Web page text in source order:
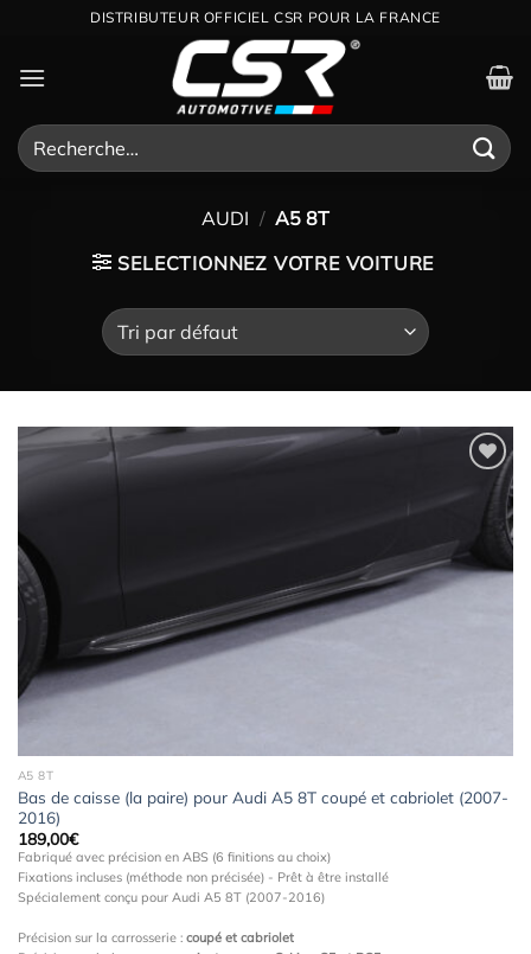
contenu
DISTRIBUTEUR OFFICIEL CSR POUR LA FRANCE
Recherche
pour :
AUDI / A5 8T
SELECTIONNEZ VOTRE VOITURE
à la
wishlist
A5 8T
Bas de caisse (la paire) pour Audi A5 8T coupé et cabriolet (2007-
2016)
189,00€
Fabriqué avec précision en ABS (6 finitions au choix)
Fixations incluses (méthode non précisée) - Prêt à être installé
Spécialement conçu pour Audi A5 8T (2007-2016)
Précision sur la carrosserie : coupé et cabriolet